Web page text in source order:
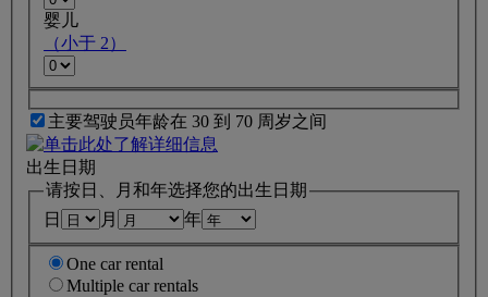
婴儿
（小于 2）
主要驾驶员年龄在 30 到 70 周岁之间
出生日期
请按日、月和年选择您的出生日期
日
月 年
One car rental
Multiple car rentals